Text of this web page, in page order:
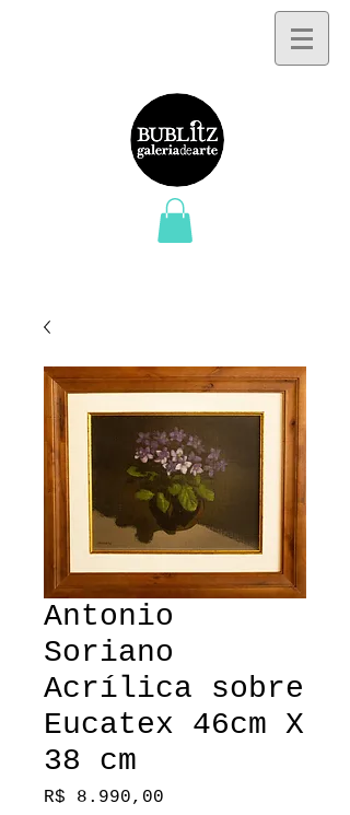
Antonio
Soriano
Acrílica sobre
Eucatex 46cm X
38 cm
R$ 8.990,00